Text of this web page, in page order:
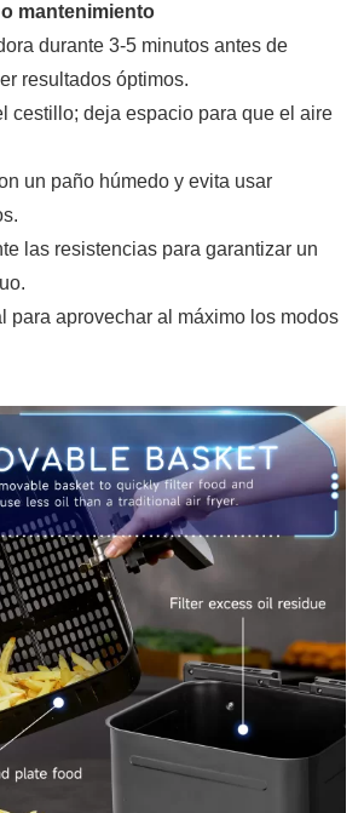
mantenimiento
durante 3-5 minutos antes de
resultados óptimos.
cestillo; deja espacio para que el aire
un paño húmedo y evita usar
las resistencias para garantizar un
para aprovechar al máximo los modos